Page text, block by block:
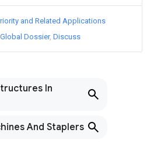
In
And Staplers
and Related Applications
Global Dossier Discuss